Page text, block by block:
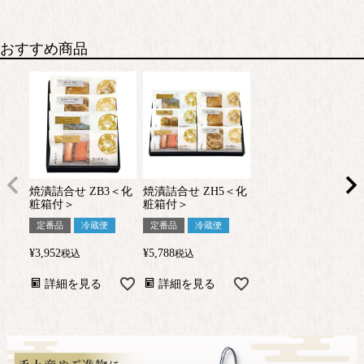
おすすめ商品
焼漬詰合せ ZB3＜化
粧箱付＞
定番品 冷蔵便
¥3,952税込
詳細を見る
焼漬詰合せ ZH5＜化
粧箱付＞
定番品 冷蔵便
¥5,788税込
詳細を見る